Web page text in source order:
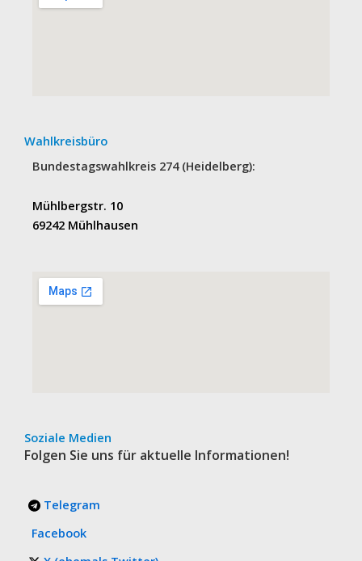
Wahlkreisbüro
Bundestagswahlkreis 274 (Heidelberg):
Mühlbergstr. 10
69242 Mühlhausen
Soziale Medien
Folgen Sie uns für aktuelle Informationen!
Telegram
Facebook